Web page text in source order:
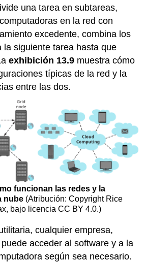
una tarea en subtareas,
en la red con
excedente, combina los
la siguiente tarea hasta que
exhibición 13.9 muestra cómo
típicas de la red y la
entre las dos.
funcionan las redes y la
nube(Atribución: Copyright Rice
bajo licencia CC BY 4.0.)
cualquier empresa,
acceder al software y a la
según sea necesario.